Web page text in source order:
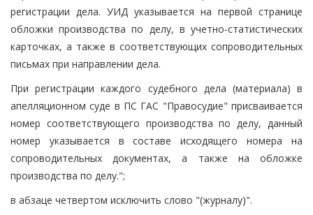
регистрации дела. УИД указывается на первой странице
обложки производства по делу, в учетно-статистических
карточках, а также в соответствующих сопроводительных
письмах при направлении дела.
При регистрации каждого судебного дела (материала) в
апелляционном суде в ПС ГАС "Правосудие" присваивается
номер соответствующего производства по делу, данный
номер указывается в составе исходящего номера на
сопроводительных документах, а также на обложке
производства по делу.";
в абзаце четвертом исключить слово "(журналу)".